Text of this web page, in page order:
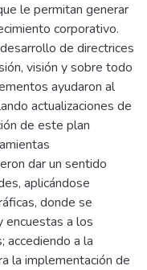
le permitan generar
corporativo.
de directrices
visión y sobre todo
ayudaron al
actualizaciones de
de este plan
dar un sentido
aplicándose
donde se
a los
accediendo a la
la implementación de